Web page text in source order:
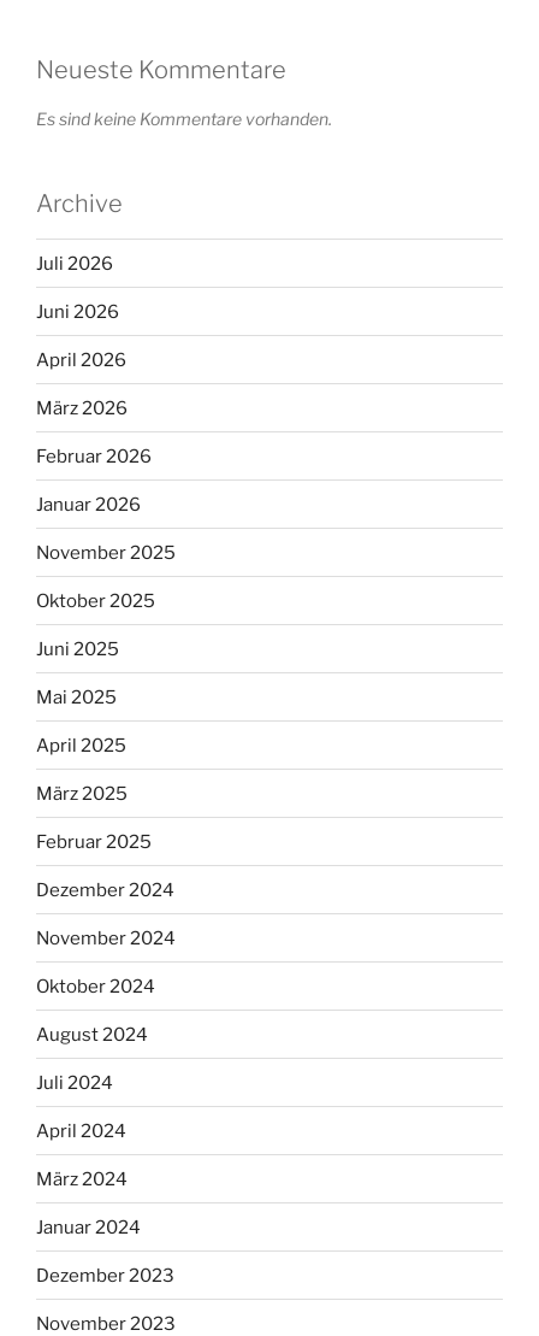
Neueste Kommentare
Es sind keine Kommentare vorhanden.
Archive
Juli 2026
Juni 2026
April 2026
März 2026
Februar 2026
Januar 2026
November 2025
Oktober 2025
Juni 2025
Mai 2025
April 2025
März 2025
Februar 2025
Dezember 2024
November 2024
Oktober 2024
August 2024
Juli 2024
April 2024
März 2024
Januar 2024
Dezember 2023
November 2023